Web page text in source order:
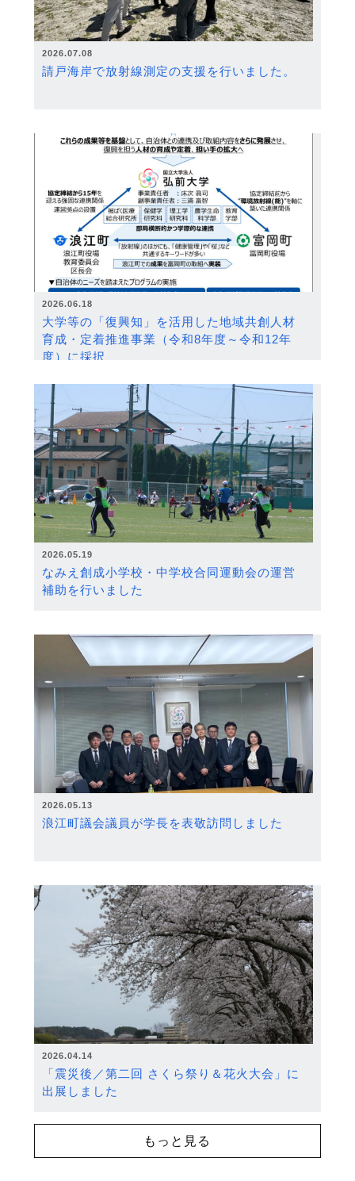
2026.07.08
請戸海岸で放射線測定の支援を行いました。
2026.06.18
大学等の「復興知」を活用した地域共創人材
育成・定着推進事業（令和8年度～令和12年
度）に採択
2026.05.19
なみえ創成小学校・中学校合同運動会の運営
補助を行いました
2026.05.13
浪江町議会議員が学長を表敬訪問しました
2026.04.14
「震災後／第二回 さくら祭り＆花火大会」に
出展しました
もっと見る